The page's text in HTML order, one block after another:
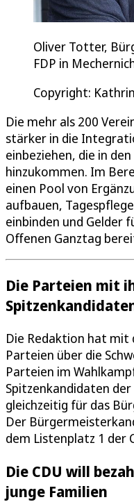
Oliver Totter,
FDP in
Copyright:
Die mehr als 200
stärker in die
einbeziehen, die in
hinzukommen. Im
einen Pool von
aufbauen,
einbinden und Gelder
Offenen Ganztag
Die Parteien mit
Die Redaktion hat mit
Parteien über die
Parteien im
Spitzenkandidaten der
gleichzeitig für das
Der
dem Listenplatz 1 der
Die CDU will
junge Familien